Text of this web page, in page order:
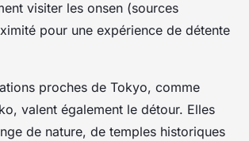
visiter les onsen (sources
pour une expérience de détente
proches de Tokyo, comme
valent également le détour. Elles
de nature, de temples historiques